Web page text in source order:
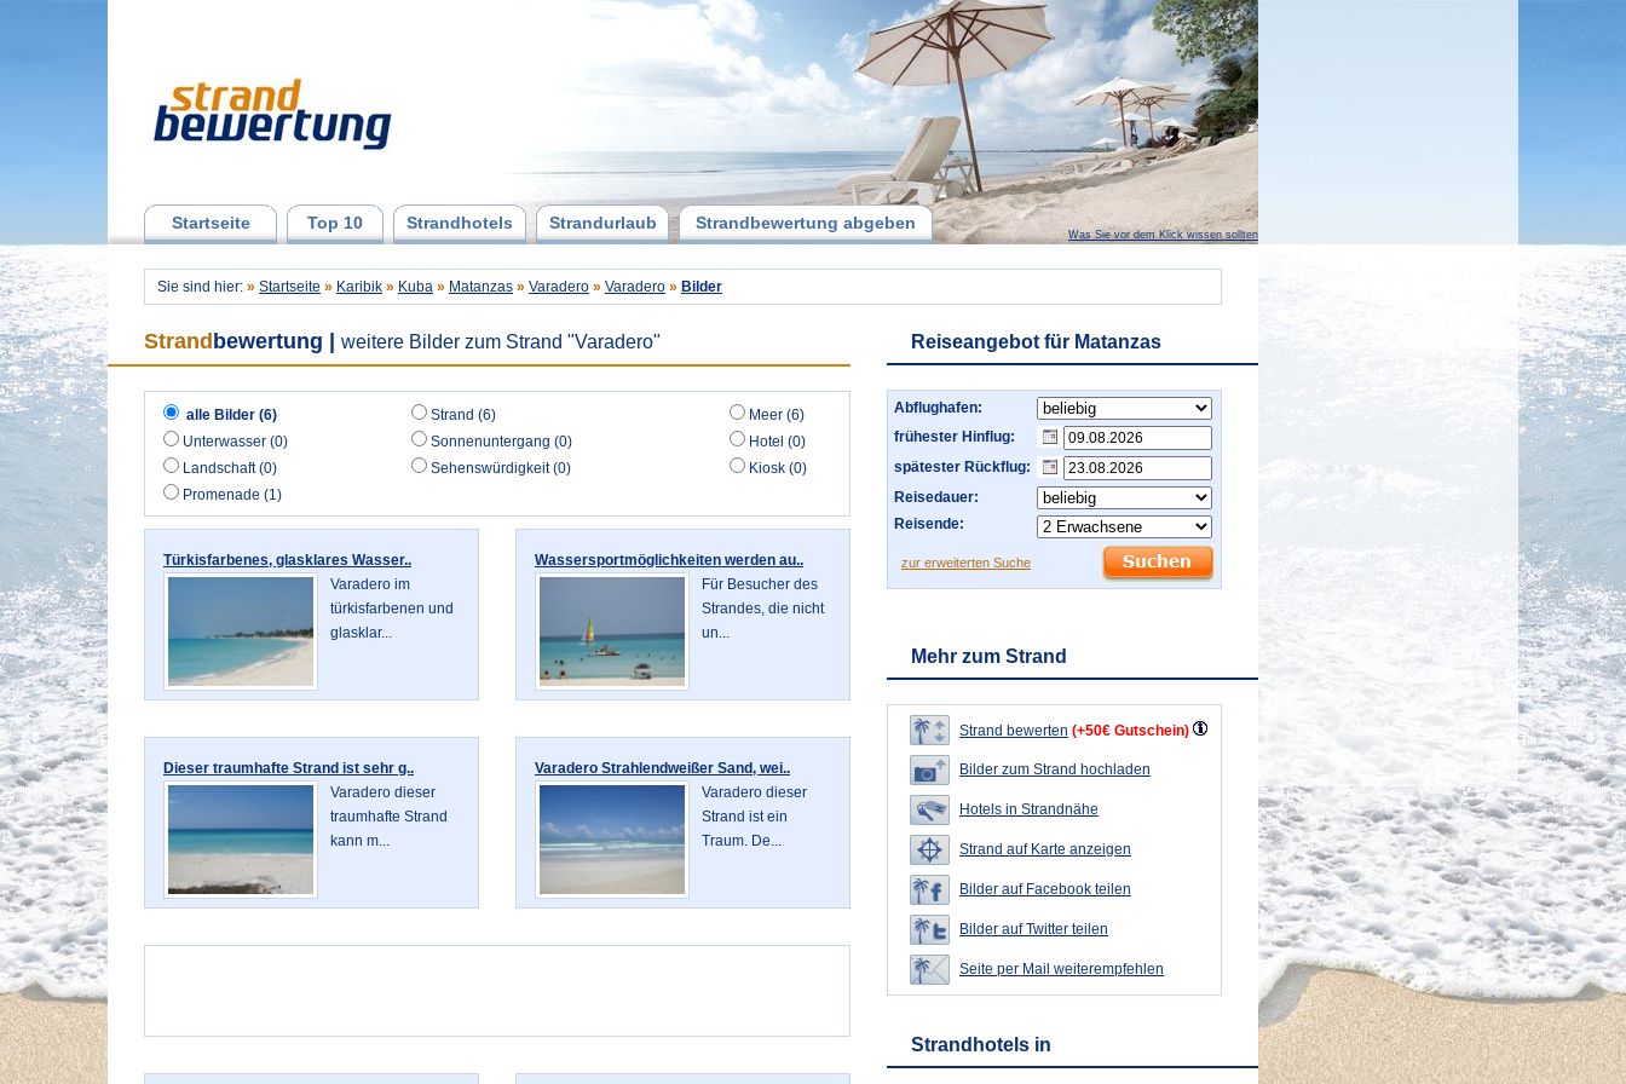
Startseite Top 10 Strandhotels Strandurlaub Strandbewertung abgeben
Was Sie vor dem Klick wissen sollten
Sie sind hier: » Startseite » Karibik » Kuba » Matanzas » Varadero » Varadero » Bilder
Strand bewertung weitere Bilder zum Strand "Varadero"
alle Bilder (6) Strand (6)
Meer (6)
Unterwasser (0)
Sonnenuntergang (0)
Hotel (0)
Landschaft (0)
Sehenswürdigkeit (0)
Kiosk (0)
Promenade (1)
Türkisfarbenes, glasklares Wasser..
Varadero im
türkisfarbenen und
glasklar...
Wassersportmöglichkeiten werden au..
Für Besucher des
Strandes, die nicht
un...
Dieser traumhafte Strand ist sehr g..
Varadero dieser
traumhafte Strand
kann m...
Varadero Strahlendweißer Sand, wei..
Varadero dieser
Strand ist ein
Traum. De...
Reiseangebot für Matanzas
Abflughafen:
frühester Hinflug:
spätester Rückflug:
Reisedauer:
Reisende:
zur erweiterten Suche
Mehr zum Strand
Strand bewerten (+50€ Gutschein)
Bilder zum Strand hochladen
Hotels in Strandnähe
Strand auf Karte anzeigen
Bilder auf Facebook teilen
Bilder auf Twitter teilen
Seite per Mail weiterempfehlen
Strandhotels in